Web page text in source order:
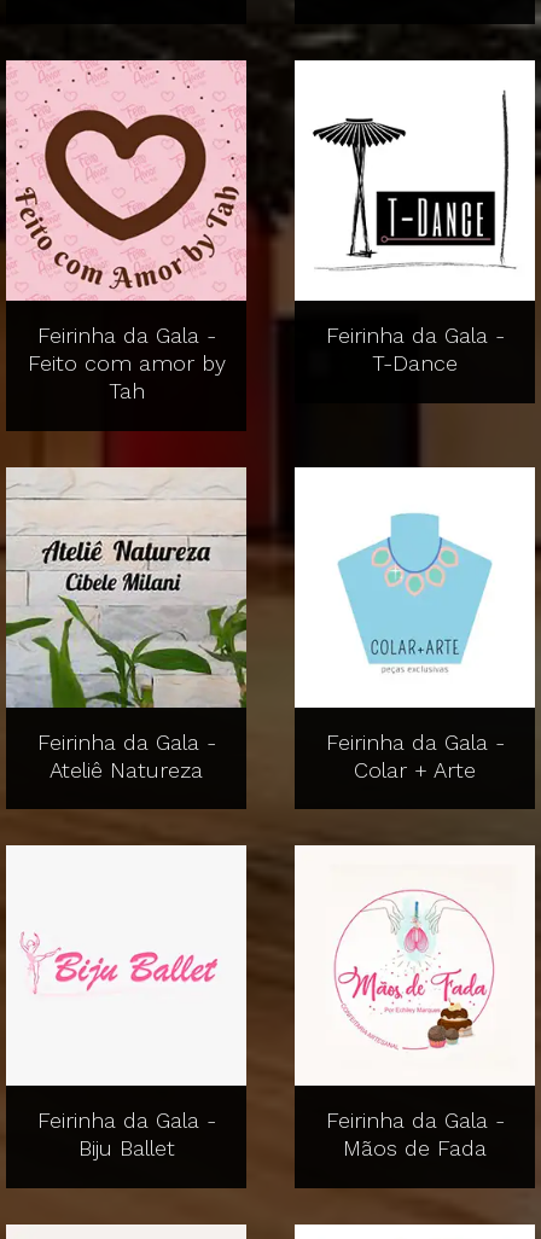
Feirinha da Gala -
Feito com amor by
Tah
Feirinha da Gala -
T-Dance
Feirinha da Gala -
Ateliê Natureza
Feirinha da Gala -
Colar + Arte
Feirinha da Gala -
Biju Ballet
Feirinha da Gala -
Mãos de Fada